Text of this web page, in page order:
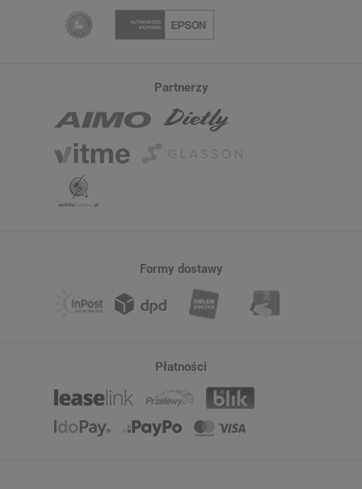
Partnerzy
Formy dostawy
Płatności